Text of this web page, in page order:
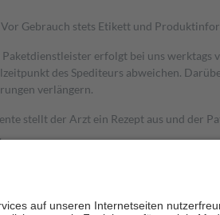
Gebrauch stets Etikett und
erfolgt bei uns
des Spediteurs abweichen.
verlängern.
stellt der Arzt ein Rezept aus und der
beträgt die Zuzahlung zehn Prozent